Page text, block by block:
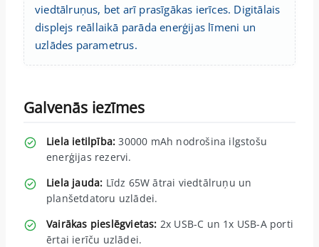
viedtālruņus, bet arī prasīgākas ierīces. Digitālais
displejs reāllaikā parāda enerģijas līmeni un
uzlādes parametrus.
Galvenās iezīmes
Liela ietilpība: 30000 mAh nodrošina ilgstošu
enerģijas rezervi.
Liela jauda: Līdz 65W ātrai viedtālruņu un
planšetdatoru uzlādei.
Vairākas pieslēgvietas: 2x USB-C un 1x USB-A porti
ērtai ierīču uzlādei.